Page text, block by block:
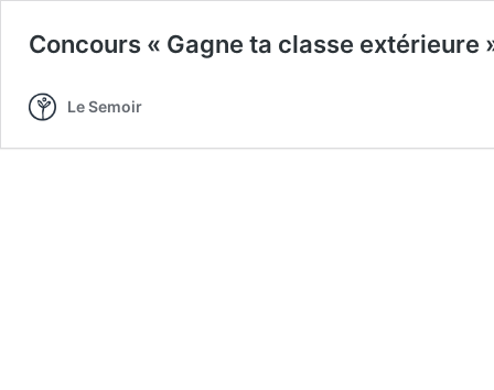
Concours « Gagne ta classe extérieure
Le Semoir